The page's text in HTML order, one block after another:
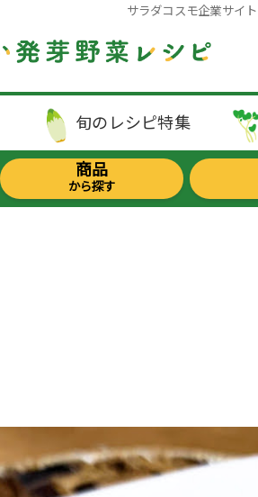
旬のレシピ特集
サラダコスモ企業サイト
商品
から探す